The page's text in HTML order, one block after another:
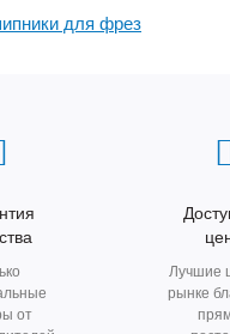
для фрез
от
Лучшие
рынке